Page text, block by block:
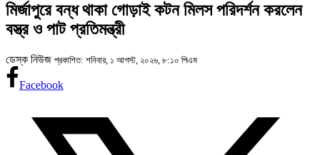
মির্জাপুরে বন্ধ থাকা গোড়াই কটন মিলস পরিদর্শন করলেন
বস্ত্র ও পাট প্রতিমন্ত্রী
ডেস্ক নিউজ প্রকাশিত: শনিবার, ১ আগস্ট, ২০২৬, ৮:১০ পিএম
Facebook